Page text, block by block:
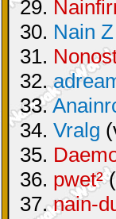
29.
30. Nain Z
31.
32.
33.
34. Vralg
35.
36. pwet²
37.nain-